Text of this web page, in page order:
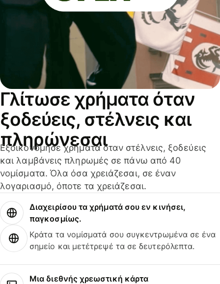
Γλίτωσε χρήματα όταν
ξοδεύεις, στέλνεις και
πληρώνεσαι
Εξοικονόμησε χρήματα όταν στέλνεις, ξοδεύεις
και λαμβάνεις πληρωμές σε πάνω από 40
νομίσματα. Όλα όσα χρειάζεσαι, σε έναν
λογαριασμό, όποτε τα χρειάζεσαι.
Διαχειρίσου τα χρήματά σου εν κινήσει,
παγκοσμίως.
Κράτα τα νομίσματά σου συγκεντρωμένα σε ένα
σημείο και μετέτρεψέ τα σε δευτερόλεπτα.
Μια διεθνής χρεωστική κάρτα